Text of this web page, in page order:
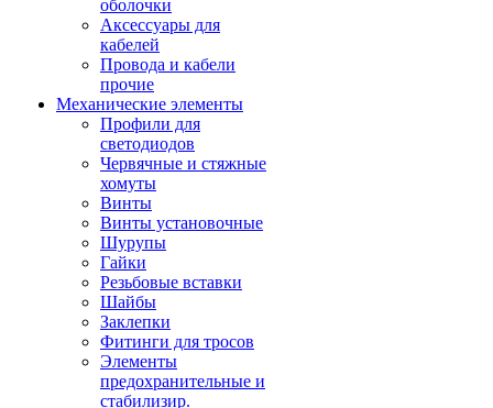
оболочки
Аксессуары для
кабелей
Провода и кабели
прочие
Механические элементы
Профили для
светодиодов
Червячные и стяжные
хомуты
Винты
Винты установочные
Шурупы
Гайки
Резьбовые вставки
Шайбы
Заклепки
Фитинги для тросов
Элементы
предохранительные и
стабилизир.